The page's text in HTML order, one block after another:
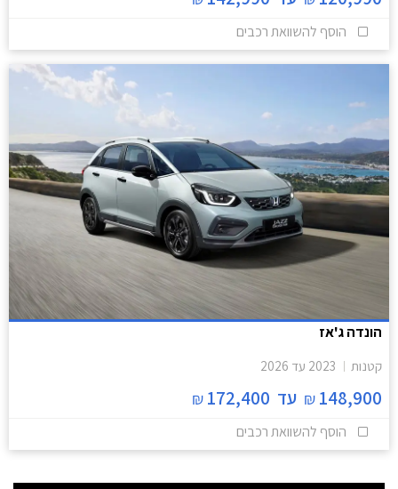
הוסף להשוואת רכבים
הונדה ג'אז
קטנות 2023 עד 2026
148,900
₪ עד 172,400
₪
הוסף להשוואת רכבים